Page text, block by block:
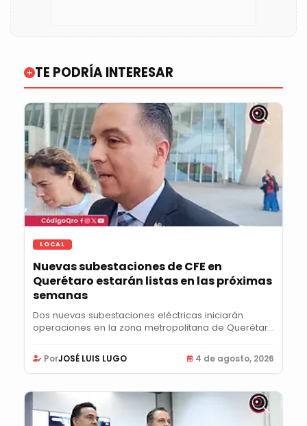
TE PODRÍA INTERESAR
LOCAL
Nuevas subestaciones de CFE en
Querétaro estarán listas en las próximas
semanas
Dos nuevas subestaciones eléctricas iniciarán
operaciones en la zona metropolitana de Querétaro
PorJOSÉ LUIS LUGO 4 de agosto, 2026